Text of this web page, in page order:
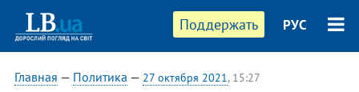
Поддержать РУС
Главная — Политика — 27 октября 2021, 15:27